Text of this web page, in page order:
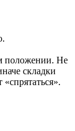
положении. Не
складки